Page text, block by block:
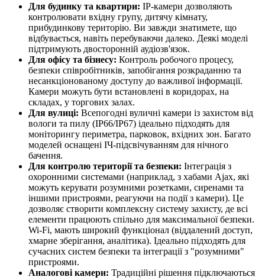
Для будинку та квартири: IP-камери дозволяють
контролювати вхідну групу, дитячу кімнату,
прибудинкову територію. Ви завжди знатимете, що
відбувається, навіть перебуваючи далеко. Деякі моделі
підтримують двосторонній аудіозв'язок.
Для офісу та бізнесу: Контроль робочого процесу,
безпеки співробітників, запобігання розкраданню та
несанкціонованому доступу до важливої ​​інформації.
Камери можуть бути встановлені в коридорах, на
складах, у торгових залах.
Для вулиці: Всепогодні вуличні камери із захистом від
вологи та пилу (IP66/IP67) ідеально підходять для
моніторингу периметра, парковок, вхідних зон. Багато
моделей оснащені ІЧ-підсвічуванням для нічного
бачення.
Для контролю території та безпеки: Інтеграція з
охоронними системами (наприклад, з хабами Ajax, які
можуть керувати розумними розетками, сиренами та
іншими пристроями, реагуючи на події з камери). Це
дозволяє створити комплексну систему захисту, де всі
елементи працюють спільно для максимальної безпеки.
Wi-Fi, мають широкий функціонал (віддалений доступ,
хмарне зберігання, аналітика). Ідеально підходять для
сучасних систем безпеки та інтеграції з "розумними"
пристроями.
Аналогові камери: Традиційні рішення підключаються